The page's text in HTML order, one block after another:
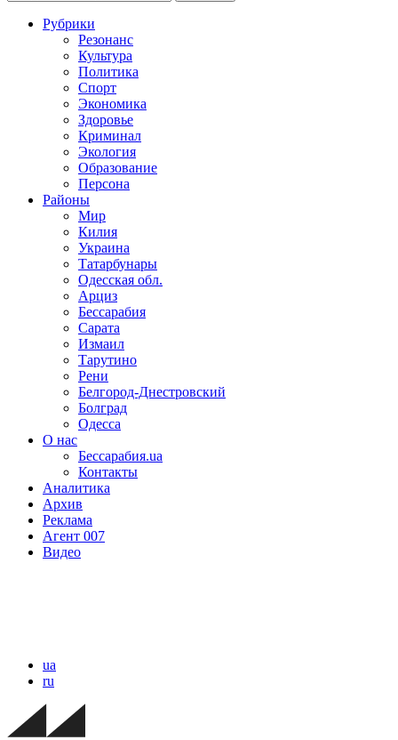
Рубрики
Резонанс
Культура
Политика
Спорт
Экономика
Здоровье
Криминал
Экология
Образование
Персона
Районы
Мир
Килия
Украина
Татарбунары
Одесская обл.
Арциз
Бессарабия
Сарата
Измаил
Тарутино
Рени
Белгород-Днестровский
Болград
Одесса
О нас
Бессарабия.ua
Контакты
Аналитика
Архив
Реклама
Агент 007
Видео
ua
ru